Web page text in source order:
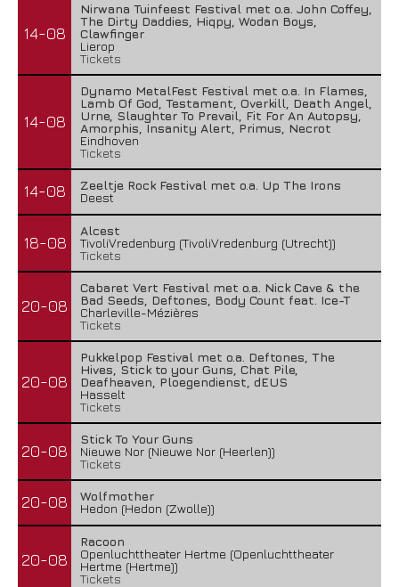
14-08
Nirwana Tuinfeest Festival met o.a. John Coffey,
The Dirty Daddies, Hiqpy, Wodan Boys,
Clawfinger
Lierop
Tickets
14-08
Dynamo MetalFest Festival met o.a. In Flames,
Lamb Of God, Testament, Overkill, Death Angel,
Urne, Slaughter To Prevail, Fit For An Autopsy,
Amorphis, Insanity Alert, Primus, Necrot
Eindhoven
Tickets
14-08
Zeeltje Rock Festival met o.a. Up The Irons
Deest
18-08
Alcest
TivoliVredenburg (TivoliVredenburg (Utrecht))
Tickets
20-08
Cabaret Vert Festival met o.a. Nick Cave & the
Bad Seeds, Deftones, Body Count feat. Ice-T
Charleville-Mézières
Tickets
20-08
Pukkelpop Festival met o.a. Deftones, The
Hives, Stick to your Guns, Chat Pile,
Deafheaven, Ploegendienst, dEUS
Hasselt
Tickets
20-08
Stick To Your Guns
Nieuwe Nor (Nieuwe Nor (Heerlen))
Tickets
20-08
Wolfmother
Hedon (Hedon (Zwolle))
20-08
Racoon
Openluchttheater Hertme (Openluchttheater
Hertme (Hertme))
Tickets